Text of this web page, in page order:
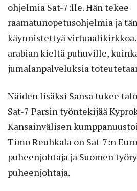
ohjelmia Sat-7:lle. Hän tekee
raamatunopetusohjelmia ja
käynnistettyä
arabian kieltä puhuville,
jumalanpalveluksia
Näiden lisäksi Sansa tukee
Sat-7 Parsin työntekijää
Kansainvälisen
Timo Reuhkala on Sat-7:n
puheenjohtaja ja Suomen
puheenjohtaja.